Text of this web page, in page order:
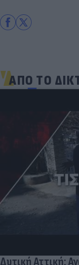
ΑΠΟ ΤΟ
Δυτική Αττική: